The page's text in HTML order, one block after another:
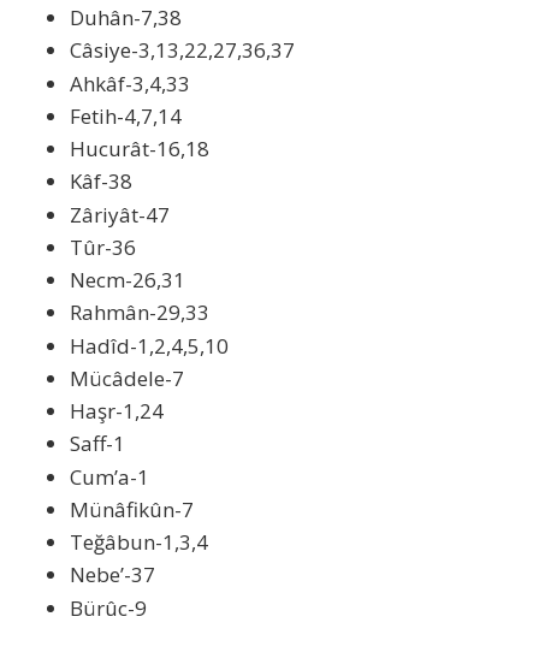
Duhân-7,38
Câsiye-3,13,22,27,36,37
Ahkâf-3,4,33
Fetih-4,7,14
Hucurât-16,18
Kâf-38
Zâriyât-47
Tûr-36
Necm-26,31
Rahmân-29,33
Hadîd-1,2,4,5,10
Mücâdele-7
Haşr-1,24
Saff-1
Cum’a-1
Münâfikûn-7
Teğâbun-1,3,4
Nebe’-37
Bürûc-9